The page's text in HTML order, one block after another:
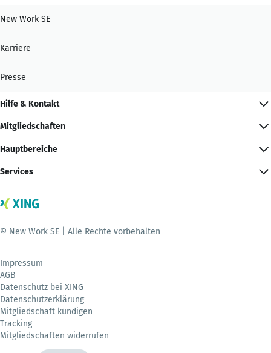
New Work SE
Karriere
Presse
Hilfe & Kontakt
Mitgliedschaften
Hauptbereiche
Services
© New Work SE | Alle Rechte vorbehalten
Impressum
AGB
Datenschutz bei XING
Datenschutzerklärung
Mitgliedschaft kündigen
Tracking
Mitgliedschaften widerrufen